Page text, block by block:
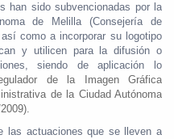
han sido subvencionadas por la
de Melilla (Consejería de
como a incorporar su logotipo
y utilicen para la difusión o
siendo de aplicación lo
de la Imagen Gráfica
de la Ciudad Autónoma
las actuaciones que se lleven a